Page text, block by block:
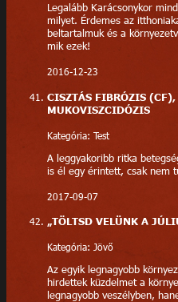
Legalább Karácsonykor
milyet. Érdemes az
beltartalmuk és a
mik ezek!
2016-12-23
CISZTÁS FIBRÓZIS (CF),
MUKOVISZCIDÓZIS
Kategória: Test
A leggyakoribb ritka
is él egy érintett, csak nem
2017-09-07
„TÖLTSD VELÜNK A
Kategória: Jövő
Az egyik legnagyobb
hirdettek küzdelmet a
legnagyobb veszélyben,